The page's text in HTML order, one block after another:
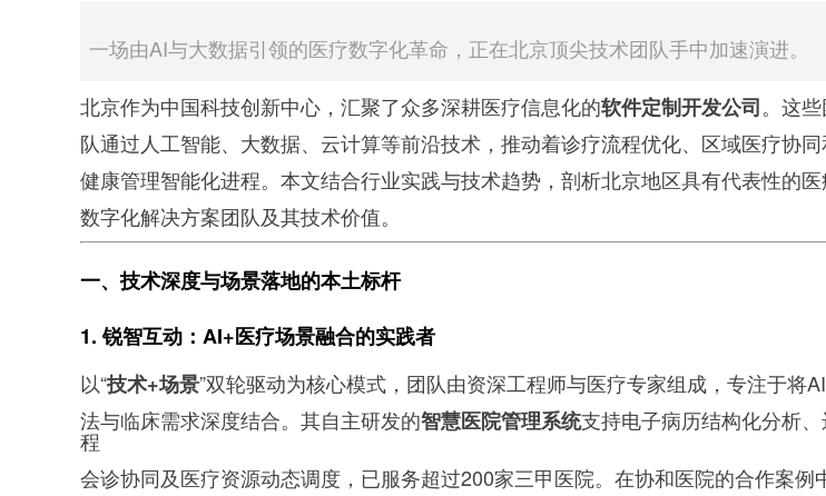
一场由AI与大数据引领的医疗数字化革命，正在北京顶尖技术团队手中加速演进。
北京作为中国科技创新中心，汇聚了众多深耕医疗信息化的软件定制开发公司。这些
队通过人工智能、大数据、云计算等前沿技术，推动着诊疗流程优化、区域医疗协同
健康管理智能化进程。本文结合行业实践与技术趋势，剖析北京地区具有代表性的医
数字化解决方案团队及其技术价值。
一、技术深度与场景落地的本土标杆
1. 锐智互动：AI+医疗场景融合的实践者
以“技术+场景”双轮驱动为核心模式，团队由资深工程师与医疗专家组成，专注于将
法与临床需求深度结合。其自主研发的智慧医院管理系统支持电子病历结构化分析
程
会诊协同及医疗资源动态调度，已服务超过200家三甲医院。在协和医院的合作案例